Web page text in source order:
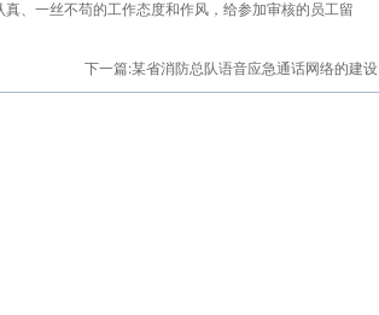
、一丝不苟的工作态度和作风，给参加审核的员工留
下一篇:某省消防总队语音应急通话网络的建设